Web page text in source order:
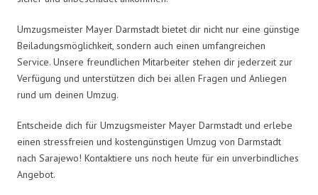
Umzugsmeister Mayer Darmstadt bietet dir nicht nur eine günstige
Beiladungsmöglichkeit, sondern auch einen umfangreichen
Service. Unsere freundlichen Mitarbeiter stehen dir jederzeit zur
Verfügung und unterstützen dich bei allen Fragen und Anliegen
rund um deinen Umzug.
Entscheide dich für Umzugsmeister Mayer Darmstadt und erlebe
einen stressfreien und kostengünstigen Umzug von Darmstadt
nach Sarajewo! Kontaktiere uns noch heute für ein unverbindliches
Angebot.